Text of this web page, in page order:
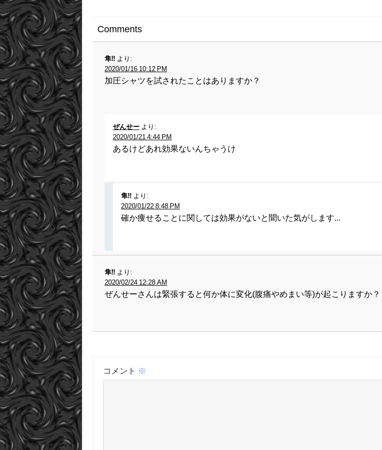
Comments
隼‼︎
より:
2020/01/16 10:12 PM
加圧シャツを試されたことはありますか？
ぜんせー
より:
2020/01/21 4:44 PM
あるけどあれ効果ないんちゃうけ
隼‼︎
より:
2020/01/22 8:48 PM
確か痩せることに関しては効果がないと聞いた気がします...
隼‼︎
より:
2020/02/24 12:28 AM
ぜんせーさんは緊張すると何か体に変化(腹痛やめまい等)が起こりますか？
コメント ※